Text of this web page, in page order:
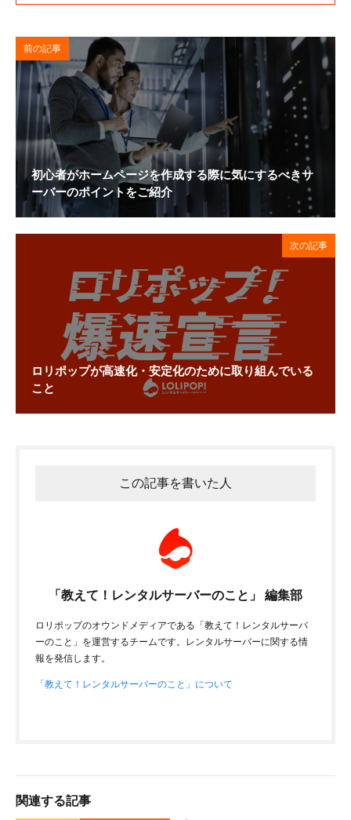
前の記事
初心者がホームページを作成する際に気にするべきサ
ーバーのポイントをご紹介
次の記事
ロリポップが高速化・安定化のために取り組んでいる
こと
この記事を書いた人
「教えて！レンタルサーバーのこと」 編集部
ロリポップのオウンドメディアである「教えて！レンタルサーバ
ーのこと」を運営するチームです。レンタルサーバーに関する情
報を発信します。
「教えて！レンタルサーバーのこと」について
関連する記事